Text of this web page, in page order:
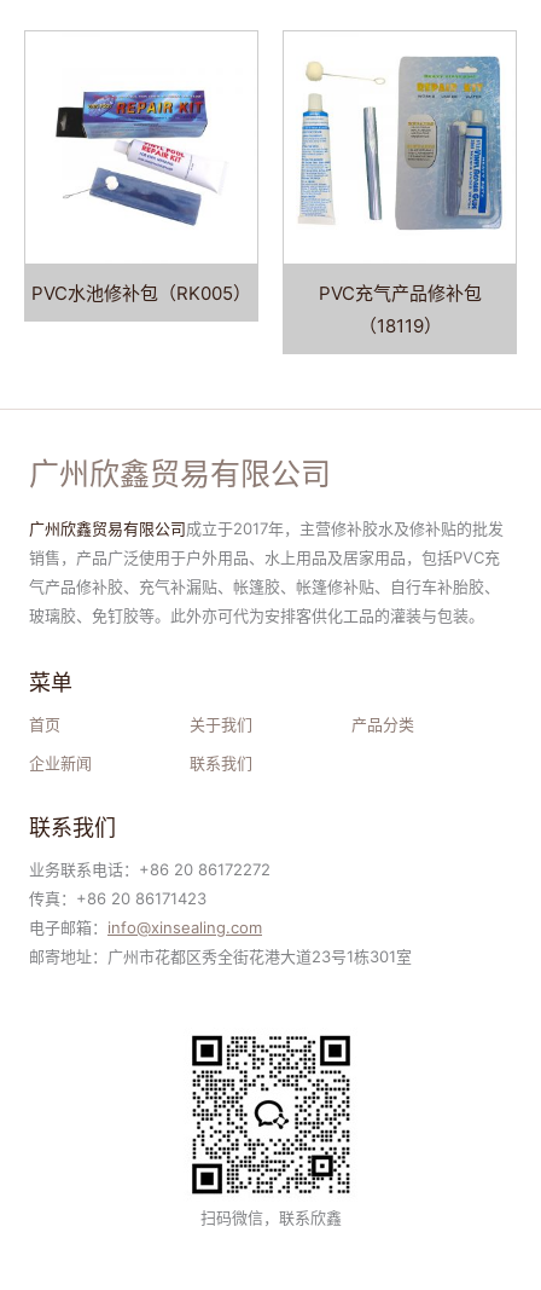
PVC水池修补包（RK005）
PVC充气产品修补包
（18119）
广州欣鑫贸易有限公司
广州欣鑫贸易有限公司成立于2017年，主营修补胶水及修补贴的批发
销售，产品广泛使用于户外用品、水上用品及居家用品，包括PVC充
气产品修补胶、充气补漏贴、帐篷胶、帐篷修补贴、自行车补胎胶、
玻璃胶、免钉胶等。此外亦可代为安排客供化工品的灌装与包装。
菜单
首页 关于我们
产品分类
企业新闻
联系我们
联系我们
业务联系电话：+86 20 86172272
传真：+86 20 86171423
电子邮箱： info@xinsealing.com
邮寄地址：广州市花都区秀全街花港大道23号1栋301室
扫码微信，联系欣鑫